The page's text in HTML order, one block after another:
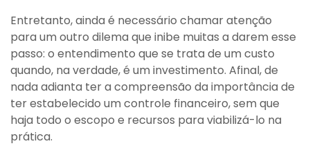
Entretanto, ainda é necessário chamar atenção
para um outro dilema que inibe muitas a darem esse
passo: o entendimento que se trata de um custo
quando, na verdade, é um investimento. Afinal, de
nada adianta ter a compreensão da importância de
ter estabelecido um controle financeiro, sem que
haja todo o escopo e recursos para viabilizá-lo na
prática.